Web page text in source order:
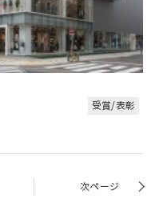
受賞/表彰
次ページ